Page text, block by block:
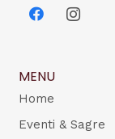
MENU
Home
Eventi & Sagre